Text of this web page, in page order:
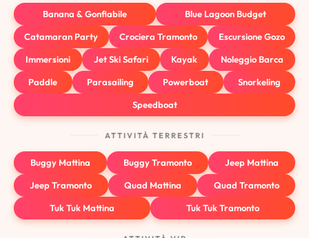
Banana & Gonfiabile Blue Lagoon Budget
Catamaran Party Crociera Tramonto Escursione Gozo
Immersioni Jet Ski Safari Kayak Noleggio Barca
Paddle Parasailing Powerboat Snorkeling
Speedboat
ATTIVITÀ TERRESTRI
Buggy Mattina Buggy Tramonto Jeep Mattina
Jeep Tramonto Quad Mattina Quad Tramonto
Tuk Tuk Mattina Tuk Tuk Tramonto